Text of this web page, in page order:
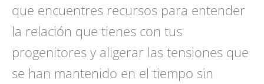
que encuentres recursos para entender
la relación que tienes con tus
progenitores y aligerar las tensiones que
se han mantenido en el tiempo sin